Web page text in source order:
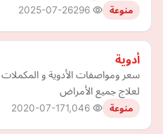
منوعة 2025-07-26
أدوية
سعر ومواصفات الأدوية و المكملات
لعلاج جميع الأمراض
منوعة 2020-07-17